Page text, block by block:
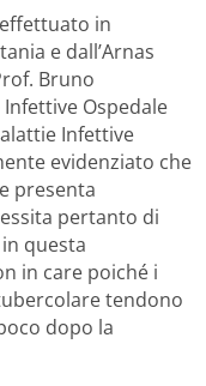
in
e dall’Arnas
Bruno
Ospedale
Infettive
evidenziato che
presenta
pertanto di
questa
in care poiché i
tendono
dopo la